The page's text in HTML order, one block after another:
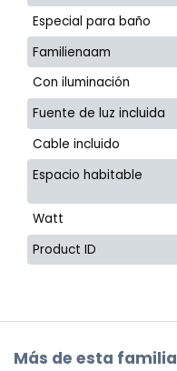
Especial para baño
Familienaam
Con iluminación
Fuente de luz incluida
Cable incluido
Espacio habitable
Watt
Product ID
Más de esta familia